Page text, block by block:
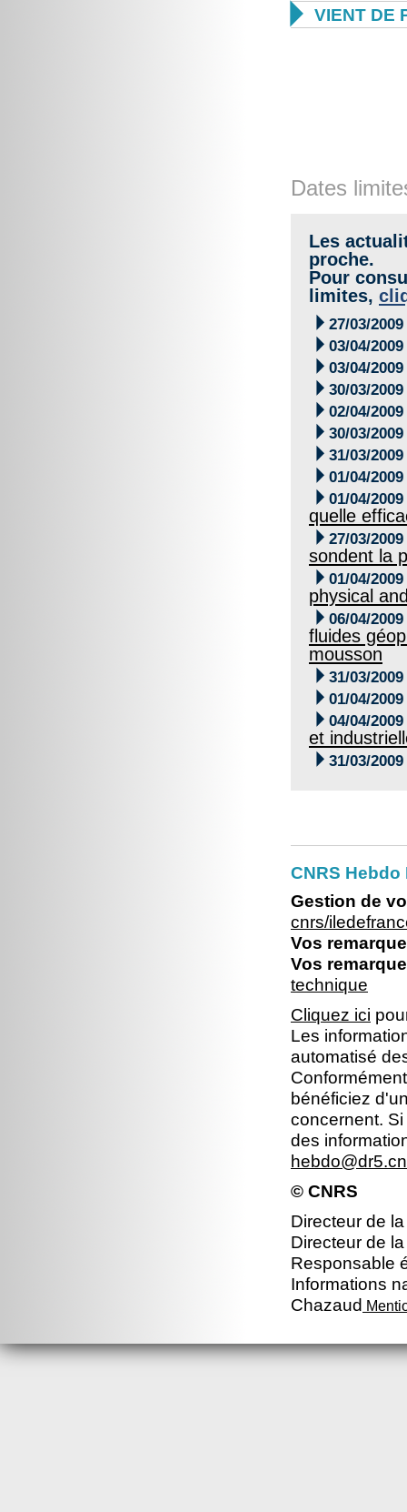
 VIENT DE
Dates
Les
proche.
Pour
limites,
 27/03/2009
 03/04/2009
 03/04/2009
 30/03/2009
 02/04/2009
 30/03/2009
 31/03/2009
 01/04/2009
 01/04/2009
quelle
 27/03/2009
sondent la
 01/04/2009
physical
 06/04/2009
fluides
mousson
 31/03/2009
 01/04/2009
 04/04/2009
et
 31/03/2009
CNRS
Gestion de
cnrs/
Vos
Vos
technique
Cliquez ici
Les
automatisé
bénéficiez
concernent.
des
© CNRS
Directeur de
Directeur de
Responsable
Informations
Chazaud